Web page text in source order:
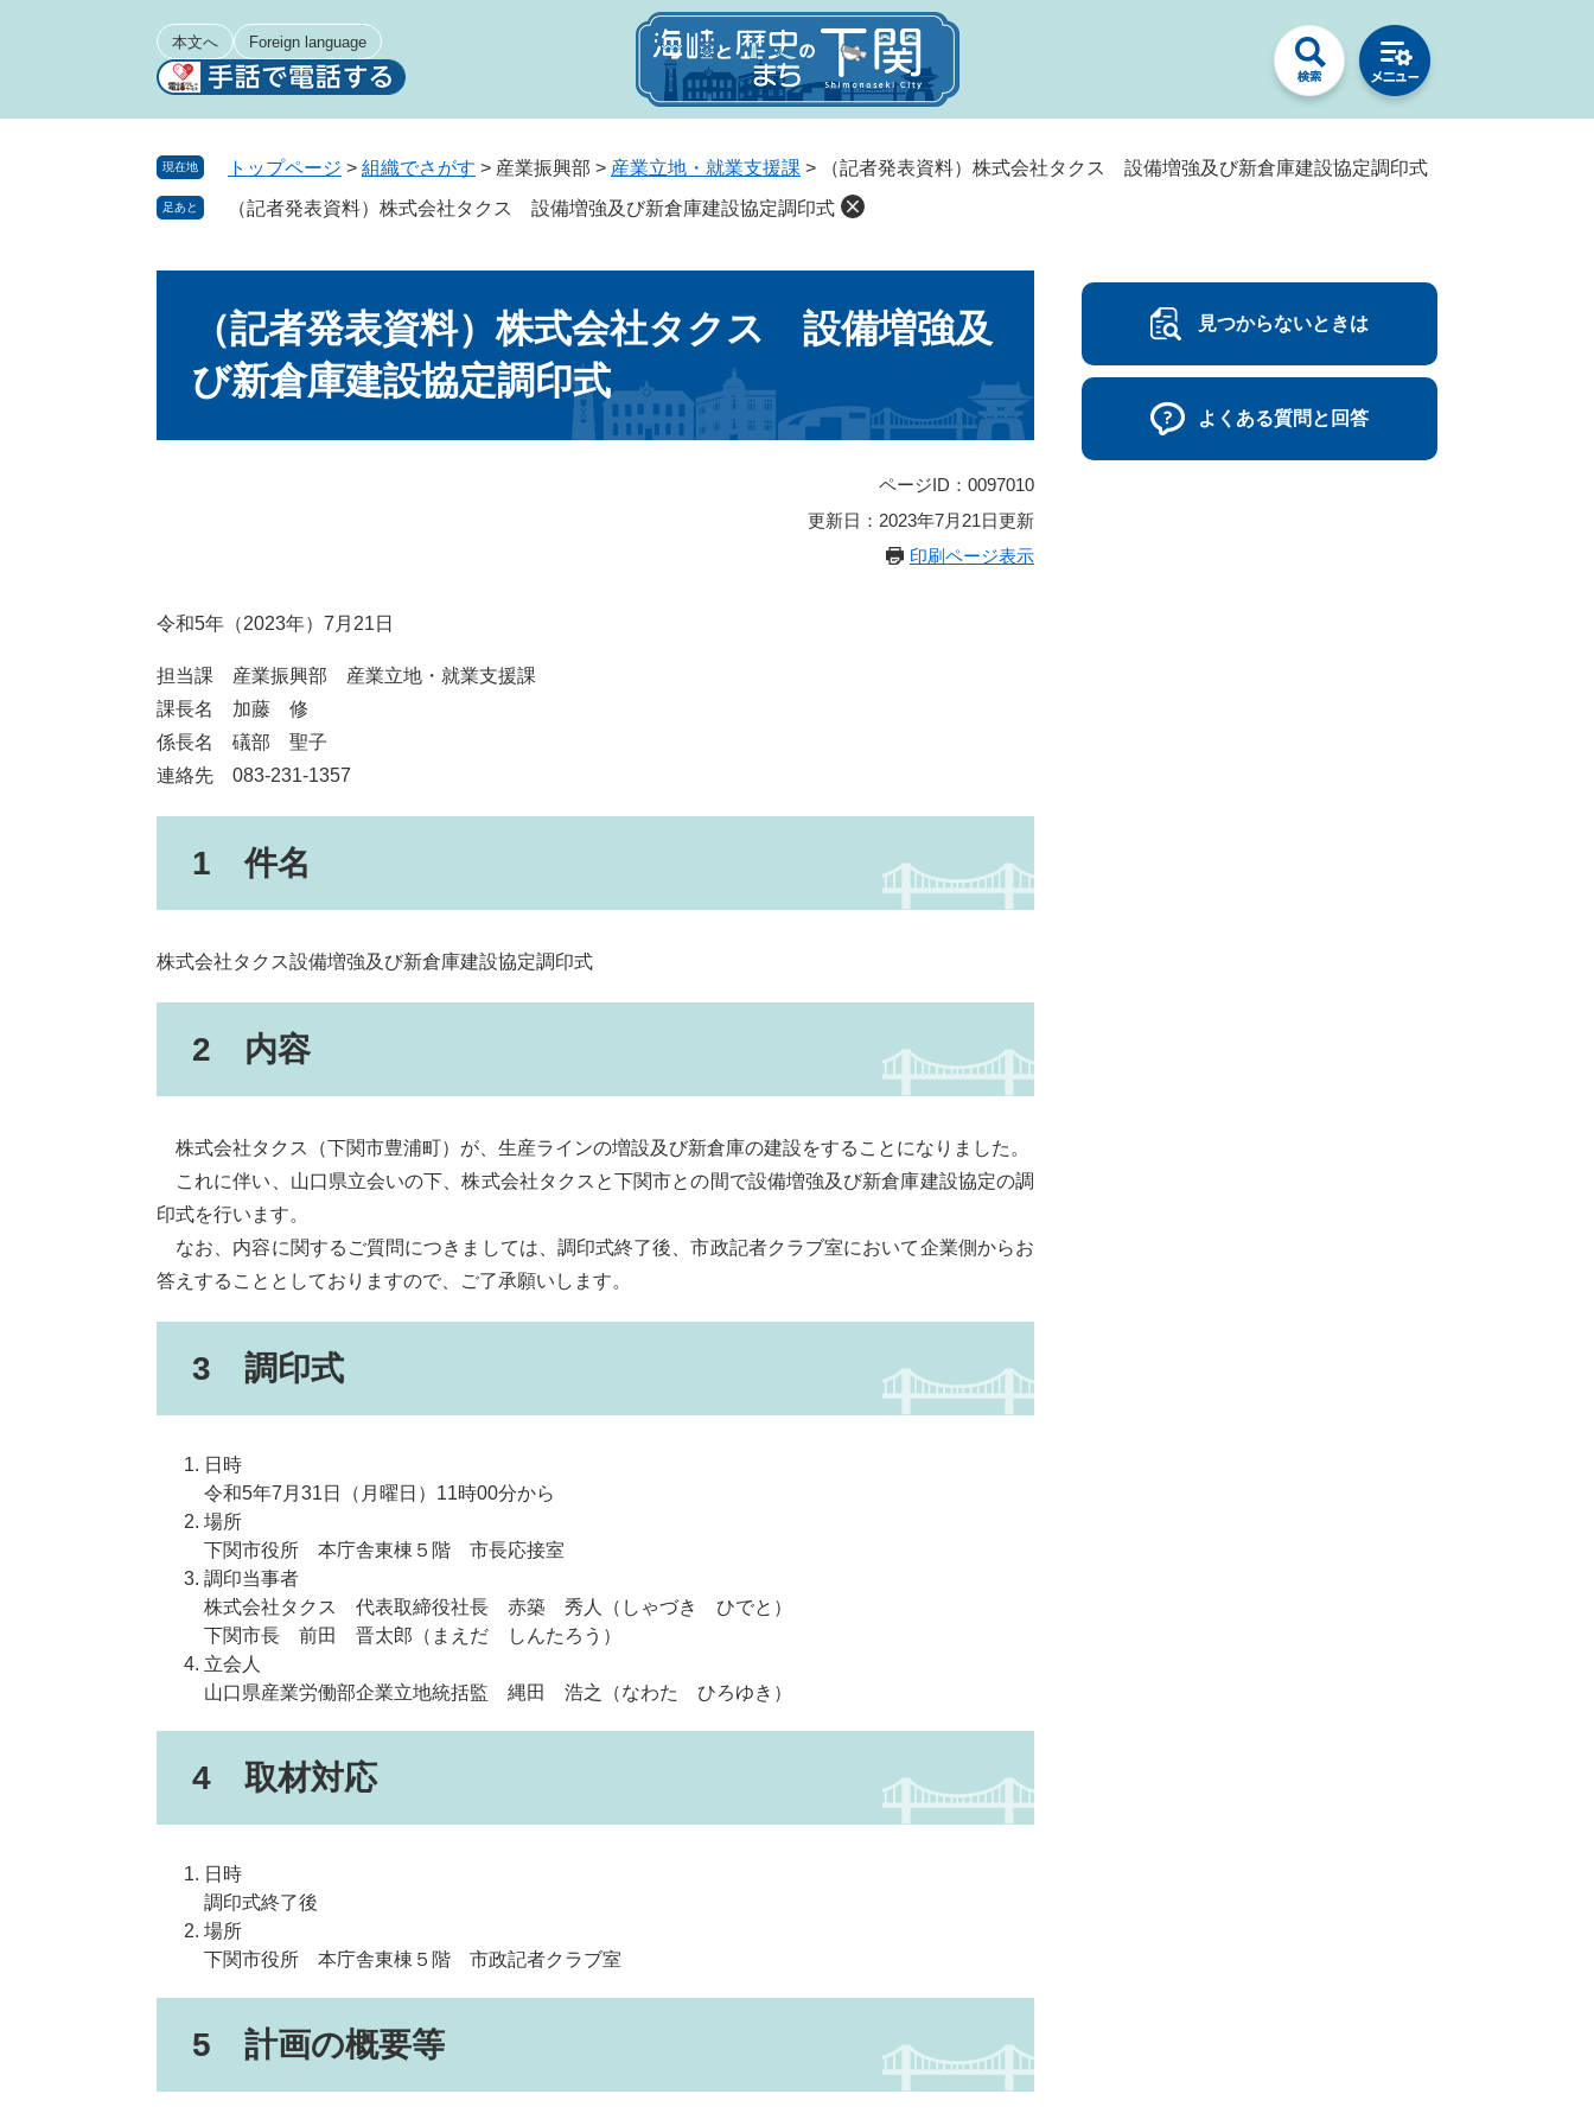
本文へ Foreign language
現在地 トップページ > 組織でさがす > 産業振興部 > 産業立地・就業支援課 > （記者発表資料）株式会社タクス 設備増強及び新倉庫建設協定調印式
足あと （記者発表資料）株式会社タクス 設備増強及び新倉庫建設協定調印式
（記者発表資料）株式会社タクス 設備増強及
び新倉庫建設協定調印式
ページID：0097010
更新日：2023年7月21日更新
印刷ページ表示
令和5年（2023年）7月21日
担当課 産業振興部 産業立地・就業支援課
課長名 加藤 修
係長名 礒部 聖子
連絡先 083-231-1357
1 件名
株式会社タクス設備増強及び新倉庫建設協定調印式
2 内容
株式会社タクス（下関市豊浦町）が、生産ラインの増設及び新倉庫の建設をすることになりました。
これに伴い、山口県立会いの下、株式会社タクスと下関市との間で設備増強及び新倉庫建設協定の調
印式を行います。
なお、内容に関するご質問につきましては、調印式終了後、市政記者クラブ室において企業側からお
答えすることとしておりますので、ご了承願いします。
3 調印式
日時
令和5年7月31日（月曜日）11時00分から
場所
下関市役所 本庁舎東棟５階 市長応接室
調印当事者
株式会社タクス 代表取締役社長 赤築 秀人（しゃづき ひでと）
下関市長 前田 晋太郎（まえだ しんたろう）
立会人
山口県産業労働部企業立地統括監 縄田 浩之（なわた ひろゆき）
4 取材対応
日時
調印式終了後
場所
下関市役所 本庁舎東棟５階 市政記者クラブ室
5 計画の概要等
見つからないときは
よくある質問と回答